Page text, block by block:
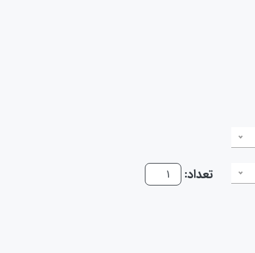
تعداد: